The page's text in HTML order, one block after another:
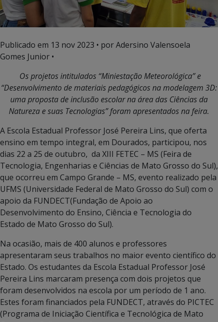
Publicado em 13 nov 2023 • por Adersino Valensoela
Gomes Junior •
Os projetos intitulados “Miniestação Meteorológica” e
“Desenvolvimento de materiais pedagógicos na modelagem 3D:
uma proposta de inclusão escolar na área das Ciências da
Natureza e suas Tecnologias” foram apresentados na feira.
A Escola Estadual Professor José Pereira Lins, que oferta
ensino em tempo integral, em Dourados, participou, nos
dias 22 a 25 de outubro, da XIII FETEC – MS (Feira de
Tecnologia, Engenharias e Ciências de Mato Grosso do Sul),
que ocorreu em Campo Grande – MS, evento realizado pela
UFMS (Universidade Federal de Mato Grosso do Sul) com o
apoio da FUNDECT(Fundação de Apoio ao
Desenvolvimento do Ensino, Ciência e Tecnologia do
Estado de Mato Grosso do Sul).
Na ocasião, mais de 400 alunos e professores
apresentaram seus trabalhos no maior evento científico do
Estado. Os estudantes da Escola Estadual Professor José
Pereira Lins marcaram presença com dois projetos que
foram desenvolvidos na escola por um período de 1 ano.
Estes foram financiados pela FUNDECT, através do PICTEC
(Programa de Iniciação Científica e Tecnológica de Mato